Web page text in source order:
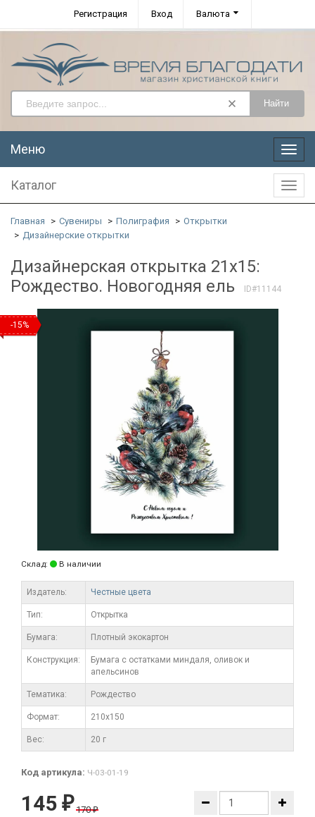
Регистрация Вход Валюта
Найти
Меню
Меню
Каталог
Главная Сувениры Полиграфия
Открытки
Дизайнерские открытки
Дизайнерская открытка 21x15:
Рождество. Новогодняя ель
ID#11144
-15%
Склад: В наличии
Издатель: Честные цвета
Тип: Открытка
Бумага: Плотный экокартон
Конструкция:
Бумага с остатками миндаля, оливок и
апельсинов
Тематика: Рождество
Формат: 210х150
Вес: 20 г
Код артикула: Ч-03-01-19
145 ₽ 170₽